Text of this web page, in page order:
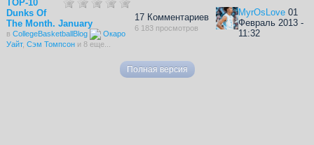
TOP-10
Dunks Of
The Month. January
в CollegeBasketballBlog
Окаро
Уайт, Сэм Томпсон и 8 еще...
17 Комментариев
6 183 просмотров
MyrOsLove 01
Февраль 2013 -
11:32
Полная версия